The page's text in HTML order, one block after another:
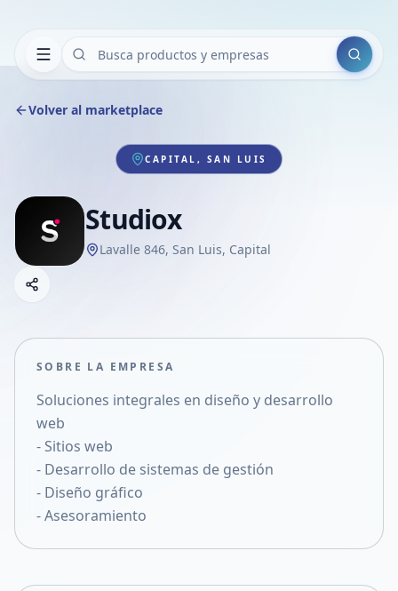
Buscar
Volver al marketplace
CAPITAL, SAN LUIS
Studiox
Lavalle 846, San Luis, Capital
Compartir empresa
Compartir en X
SOBRE LA EMPRESA
Soluciones integrales en diseño y desarrollo
web
- Sitios web
- Desarrollo de sistemas de gestión
- Diseño gráfico
- Asesoramiento